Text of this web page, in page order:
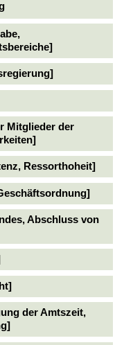
Mitglieder der
Ressorthoheit]
Abschluss von
der Amtszeit,